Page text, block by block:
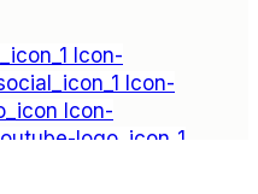
Icon-
Icon-
Icon-
logo_icon_1